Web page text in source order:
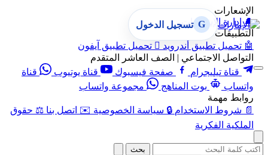
الإشعارات
🔔 إدارة الإشعارات
التطبيقات
🤖 تحميل تطبيق أندرويد  تحميل تطبيق آيفون
التواصل الاجتماعي | الصف العاشر المتقدم
قناة تيليجرام
صفحة فيسبوك قناة يوتيوب
قناة
واتساب
بوت المناهج
مجموعة واتساب
روابط مهمة
📄 شروط الاستخدام 🔒 سياسة الخصوصية ✉️ اتصل بنا ⚖️ حقوق
الملكية الفكرية
G تسجيل الدخول
بحث